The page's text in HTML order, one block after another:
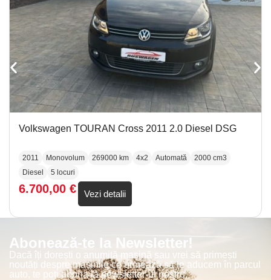
Volkswagen TOURAN Cross 2011 2.0 Diesel DSG
2011 Monovolum 269000 km 4x2 Automată
2000 cm3
Diesel
5 locuri
6.700,00 € Vezi detalii
Abonează-te la Newsletter!
Dacă îți dorești o anumită mașină sau vrei să primești
noutăți despre mașinile ce urmează să le aducem în parcul
auto, te poți abona la newsletter-ul nostru.